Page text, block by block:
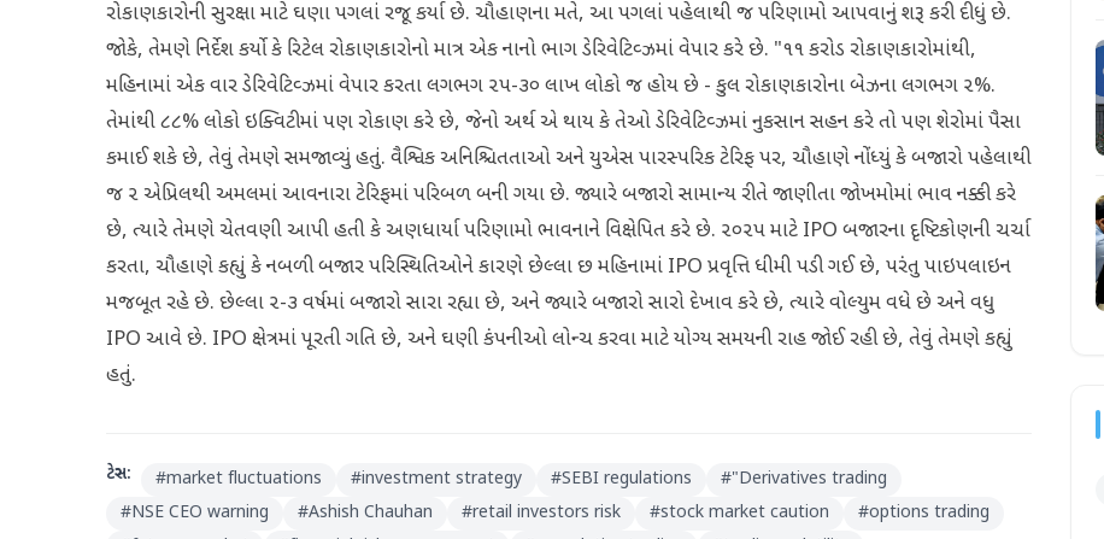
રોકાણકારોની સુરક્ષા માટે ઘણા પગલાં રજૂ કર્યા છે. ચૌહાણના મતે, આ પગલાં પહેલાથી જ પરિણામો આપવાનું શરૂ કરી દીધું છે.
જોકે, તેમણે નિર્દેશ કર્યો કે રિટેલ રોકાણકારોનો માત્ર એક નાનો ભાગ ડેરિવેટિવ્ઝમાં વેપાર કરે છે. "૧૧ કરોડ રોકાણકારોમાંથી,
મહિનામાં એક વાર ડેરિવેટિવ્ઝમાં વેપાર કરતા લગભગ ૨૫-૩૦ લાખ લોકો જ હોય છે - કુલ રોકાણકારોના બેઝના લગભગ ૨%.
તેમાંથી ૮૮% લોકો ઇક્વિટીમાં પણ રોકાણ કરે છે, જેનો અર્થ એ થાય કે તેઓ ડેરિવેટિવ્ઝમાં નુકસાન સહન કરે તો પણ શેરોમાં પૈસા
કમાઈ શકે છે, તેવું તેમણે સમજાવ્યું હતું. વૈશ્વિક અનિશ્ચિતતાઓ અને યુએસ પારસ્પરિક ટેરિફ પર, ચૌહાણે નોંધ્યું કે બજારો પહેલાથી
જ ૨ એપ્રિલથી અમલમાં આવનારા ટેરિફમાં પરિબળ બની ગયા છે. જ્યારે બજારો સામાન્ય રીતે જાણીતા જોખમોમાં ભાવ નક્કી કરે
છે, ત્યારે તેમણે ચેતવણી આપી હતી કે અણધાર્યા પરિણામો ભાવનાને વિક્ષેપિત કરે છે. ૨૦૨૫ માટે IPO બજારના દૃષ્ટિકોણની ચર્ચા
કરતા, ચૌહાણે કહ્યું કે નબળી બજાર પરિસ્થિતિઓને કારણે છેલ્લા છ મહિનામાં IPO પ્રવૃત્તિ ધીમી પડી ગઈ છે, પરંતુ પાઇપલાઇન
મજબૂત રહે છે. છેલ્લા ૨-૩ વર્ષમાં બજારો સારા રહ્યા છે, અને જ્યારે બજારો સારો દેખાવ કરે છે, ત્યારે વોલ્યુમ વધે છે અને વધુ
IPO આવે છે. IPO ક્ષેત્રમાં પૂરતી ગતિ છે, અને ઘણી કંપનીઓ લોન્ચ કરવા માટે યોગ્ય સમયની રાહ જોઈ રહી છે, તેવું તેમણે કહ્યું
હતું.
ટેગ્સ: #market fluctuations #investment strategy #SEBI regulations #"Derivatives trading
#NSE CEO warning #Ashish Chauhan #retail investors risk #stock market caution #options trading